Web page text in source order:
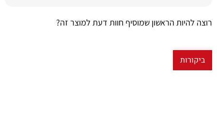
רוצה להיות הראשון שמוסיף חוות דעת למוצר זה?
ביקורות